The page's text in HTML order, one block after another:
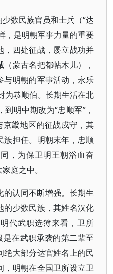
数民族官员和士兵（“达
，是明朝军事力量的重要
，四处征战，屡立战功并
蒙古名把都帖木儿），
与明朝的军事活动，永乐
为恭顺伯。长期生活在北
明中期改为“忠顺军”，
京畿地区的征战戍守，其
族担任。明朝末年，忠顺
，为保卫明王朝浴血奋
庭之中。
的认同不断增强。长期生
的少数民族，其姓名汉化
代武职选簿来看，卫所
是在武职承袭的第二辈至
绝大部分达官姓名上的民
，明朝在全国卫所设立卫